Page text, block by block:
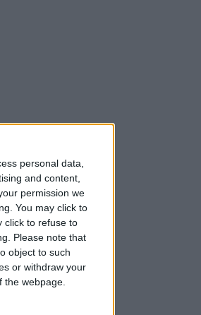
personal data,
and content,
permission we
You may click to
click to refuse to
Please note that
object to such
or withdraw your
webpage.